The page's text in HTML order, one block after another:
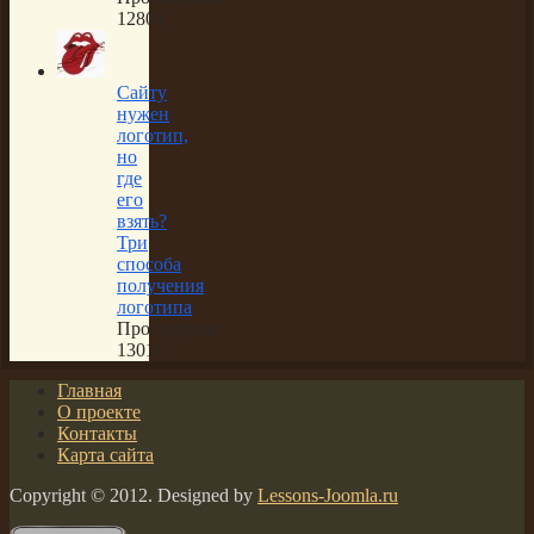
12804
Сайту
нужен
логотип,
но
где
его
взять?
Три
способа
получения
логотипа
Просмотров:
13016
Главная
О проекте
Контакты
Карта сайта
Copyright © 2012. Designed by Lessons-Joomla.ru